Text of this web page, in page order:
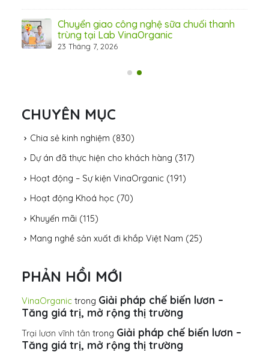
Chuyển giao công nghệ sữa chuối thanh
trùng tại Lab VinaOrganic
23 Tháng 7, 2026
CHUYÊN MỤC
Chia sẻ kinh nghiệm (830)
Dự án đã thực hiện cho khách hàng (317)
Hoạt động – Sự kiện VinaOrganic (191)
Hoạt động Khoá học (70)
Khuyến mãi (115)
Mang nghề sản xuất đi khắp Việt Nam (25)
PHẢN HỒI MỚI
VinaOrganic trong Giải pháp chế biến lươn –
Tăng giá trị, mở rộng thị trường
Trại lươn vĩnh tân trong Giải pháp chế biến lươn –
Tăng giá trị, mở rộng thị trường